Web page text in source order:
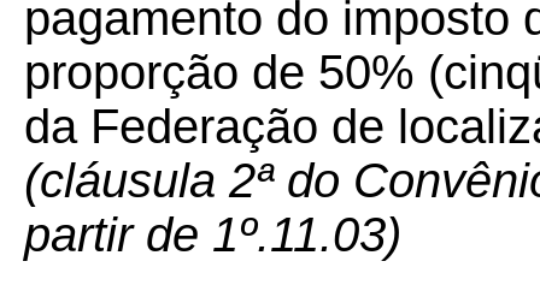
pagamento do imposto
proporção de 50%
da Federação de
(cláusula 2ª do
partir de 1º.11.03)